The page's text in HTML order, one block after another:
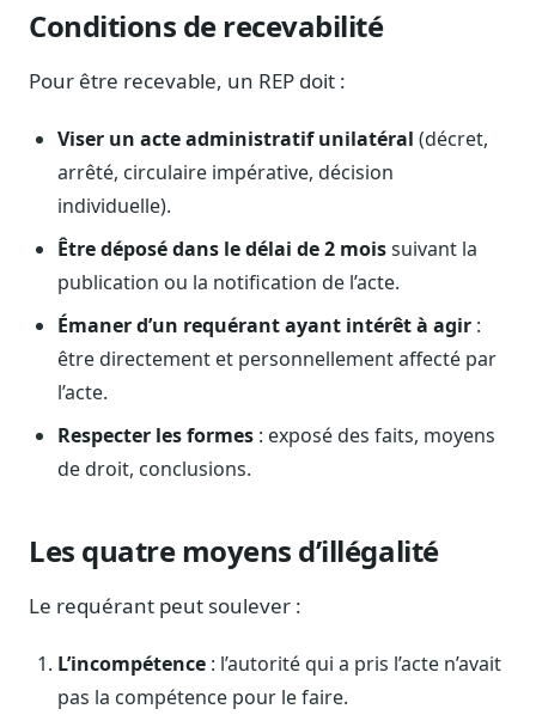
Cabinets, DRI, consultants en lobbying
Affaires réglementaires
JO, décrets, conseil des ministres, AAI
Fédérations & plaidoyer
ONG, syndicats, ordres, associations
Parlementaires
Journalistes
Données exhaustives pour vos travaux académiques
11 secteurs : énergie, santé, finance, numérique…
Conseil (Advisory)
Conditions de recevabilité
Pour être recevable, un REP doit :
Viser un acte administratif unilatéral (décret,
arrêté, circulaire impérative, décision
individuelle).
Être déposé dans le délai de 2 moissuivant la
publication ou la notification de l’acte.
Émaner d’un requérant ayant intérêt à agir :
être directement et personnellement affecté par
l’acte.
Respecter les formes : exposé des faits, moyens
de droit, conclusions.
Les quatre moyens d’illégalité
Le requérant peut soulever :
L’incompétence : l’autorité qui a pris l’acte n’avait
pas la compétence pour le faire.